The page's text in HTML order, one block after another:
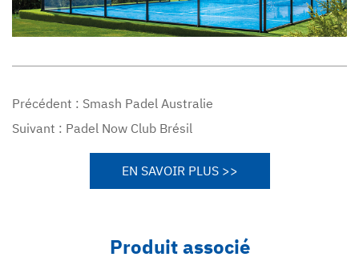
Précédent : Smash Padel Australie
Suivant : Padel Now Club Brésil
EN SAVOIR PLUS >>
Produit associé